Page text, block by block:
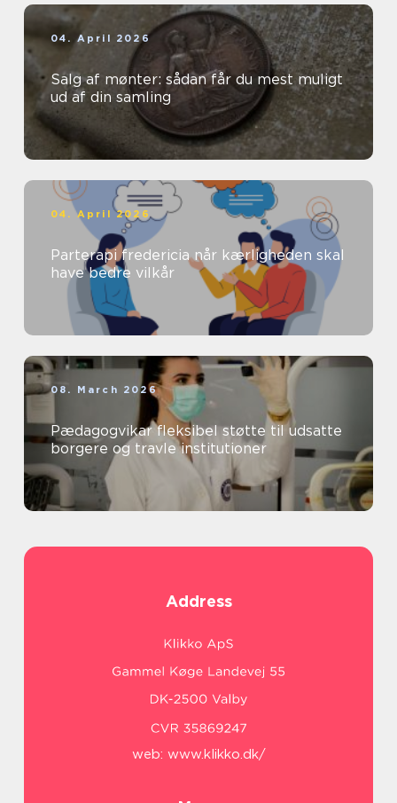
04. April 2026
Salg af mønter: sådan får du mest muligt
ud af din samling
04. April 2026
Parterapi fredericia når kærligheden skal
have bedre vilkår
08. March 2026
Pædagogvikar fleksibel støtte til udsatte
borgere og travle institutioner
Address
web: www.klikko.dk/